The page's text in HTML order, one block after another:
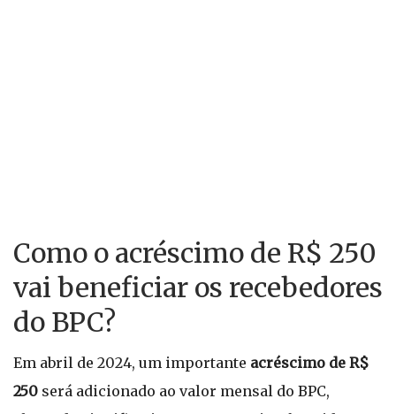
Como o acréscimo de R$ 250
vai beneficiar os recebedores
do BPC?
Em abril de 2024, um importante acréscimo de R$
250 será adicionado ao valor mensal do BPC,